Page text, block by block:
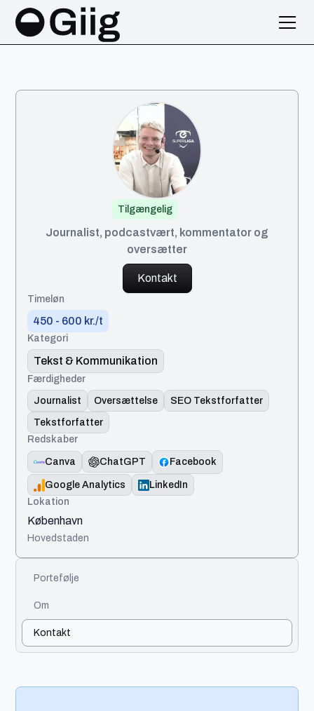
Tilgængelig
Peter
Journalist, podcastvært, kommentator og
oversætter
Kontakt
Timeløn
450 - 600 kr./t
Kategori
Tekst & Kommunikation
Færdigheder
Journalist
Oversættelse
SEO Tekstforfatter
Tekstforfatter
Redskaber
Canva
ChatGPT
Facebook
Google Analytics
LinkedIn
Lokation
København
Hovedstaden
Portefølje
Om
Kontakt